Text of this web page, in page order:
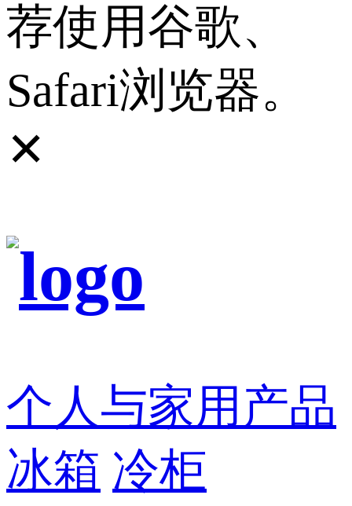
荐使用谷歌、
Safari浏览器。
✕
个人与家用产品
冰箱 冷柜